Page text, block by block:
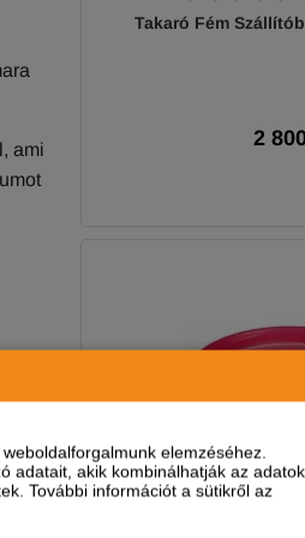
elemzéséhez.
adatait, akik kombinálhatják az
További információt a sütikről az
ami
egy
Takaró Fém
2